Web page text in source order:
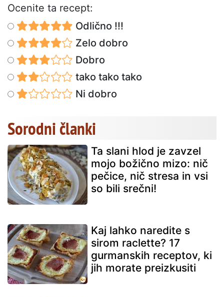
Ocenite ta recept:
Odlično !!!
Zelo dobro
Dobro
tako tako tako
Ni dobro
Sorodni članki
Ta slani hlod je zavzel
mojo božično mizo: nič
pečice, nič stresa in vsi
so bili srečni!
Kaj lahko naredite s
sirom raclette? 17
gurmanskih receptov, ki
jih morate preizkusiti